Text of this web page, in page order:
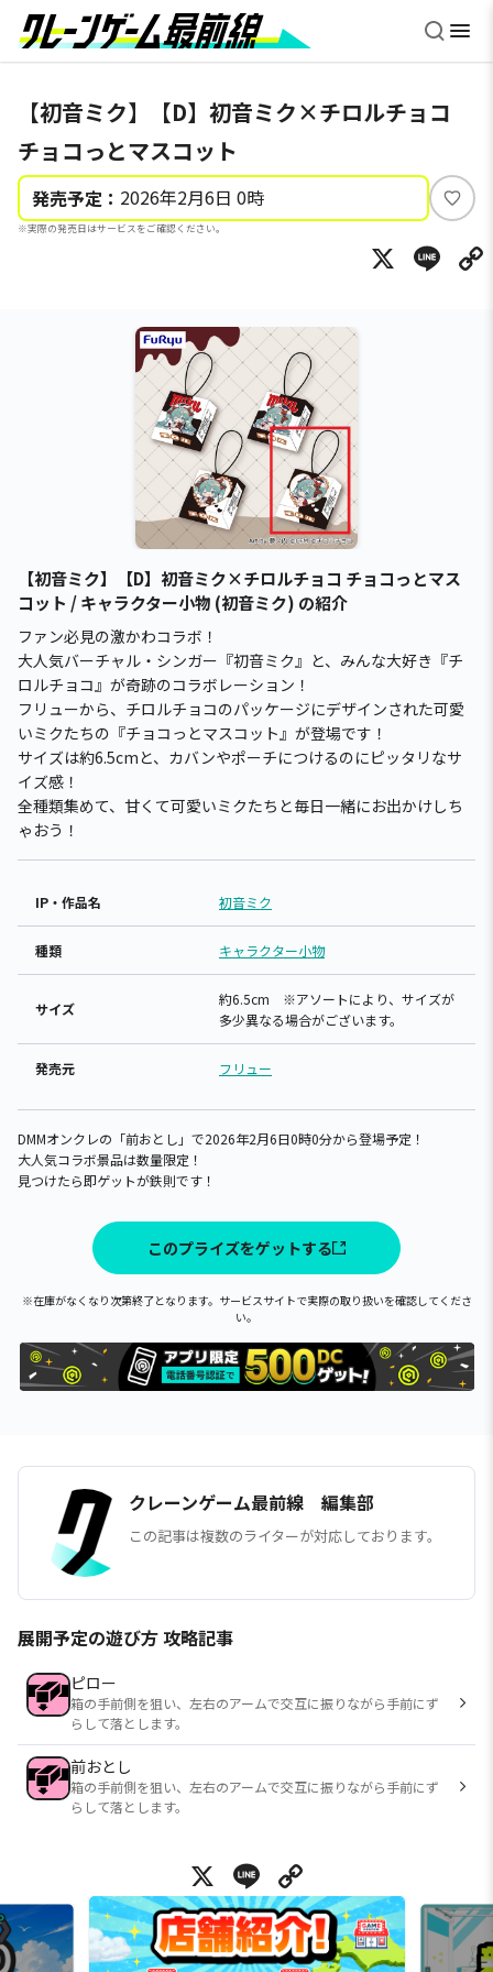
【初音ミク】【D】初音ミク×チロルチョコ
チョコっとマスコット
発売予定： 2026年2月6日 0時
※実際の発売日はサービスをご確認ください。
い
ね
X
【初音ミク】【D】初音ミク×チロルチョコ チョコっとマス
コット / キャラクター小物 (初音ミク) の紹介
ファン必見の激かわコラボ！
大人気バーチャル・シンガー『初音ミク』と、みんな大好き『チ
ロルチョコ』が奇跡のコラボレーション！
フリューから、チロルチョコのパッケージにデザインされた可愛
いミクたちの『チョコっとマスコット』が登場です！
サイズは約6.5cmと、カバンやポーチにつけるのにピッタリなサ
イズ感！
全種類集めて、甘くて可愛いミクたちと毎日一緒にお出かけしち
ゃおう！
IP・作品名 初音ミク
種類 キャラクター小物
サイズ
約6.5cm ※アソートにより、サイズが
多少異なる場合がございます。
発売元 フリュー
DMMオンクレの「前おとし」で2026年2月6日0時0分から登場予定！
大人気コラボ景品は数量限定！
見つけたら即ゲットが鉄則です！
このプライズをゲットする
※在庫がなくなり次第終了となります。サービスサイトで実際の取り扱いを確認してくださ
い。
クレーンゲーム最前線 編集部
この記事は複数のライターが対応しております。
展開予定の遊び方 攻略記事
ピロー
箱の手前側を狙い、左右のアームで交互に振りながら手前にず
らして落とします。
前おとし
箱の手前側を狙い、左右のアームで交互に振りながら手前にず
らして落とします。
X Line